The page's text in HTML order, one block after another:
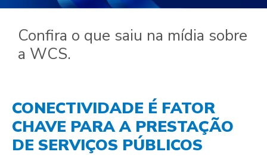
Confira o que saiu na mídia sobre
a WCS.
CONECTIVIDADE É FATOR
CHAVE PARA A PRESTAÇÃO
DE SERVIÇOS PÚBLICOS